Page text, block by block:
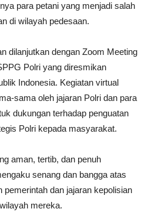
para petani yang menjadi salah
di wilayah pedesaan.
dilanjutkan dengan Zoom Meeting
Polri yang diresmikan
Indonesia. Kegiatan virtual
sama oleh jajaran Polri dan para
dukungan terhadap penguatan
Polri kepada masyarakat.
aman, tertib, dan penuh
senang dan bangga atas
pemerintah dan jajaran kepolisian
mereka.